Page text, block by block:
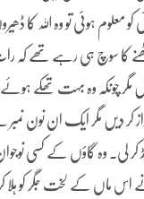
ہوئی تو وہ اللہ کا
کا سوچ ہی رہے تھے کہ رات
مگر چونکہ وہ بہت تھکے
کر دیں مگر ایک ان نون نمبر
کر لی۔ وہ گاؤں کے کسی
کے لخت جگر کو ہلا کر رکھ